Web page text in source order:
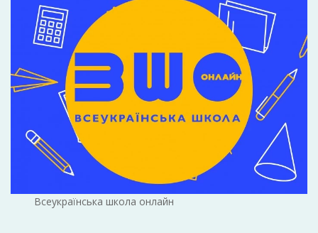
Всеукраїнська школа онлайн